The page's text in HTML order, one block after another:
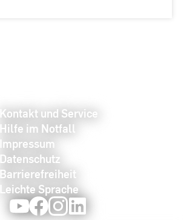
Kontakt und Service
Hilfe im Notfall
Impressum
Datenschutz
Barrierefreiheit
Leichte Sprache
YoutubeFacebookInstagram